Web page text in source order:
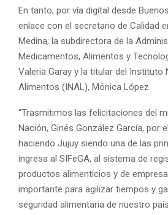
En tanto, por vía digital desde
enlace con el secretario de Calidad
Medina; la subdirectora de la
Medicamentos, Alimentos y
Valeria Garay y la titular del Instituto
Alimentos (INAL), Mónica López.
“Trasmitimos las felicitaciones del
Nación, Ginés González García, por
haciendo Jujuy siendo una de las
ingresa al SIFeGA, al sistema de
productos alimenticios y de
importante para agilizar tiempos y
seguridad alimentaria de nuestro